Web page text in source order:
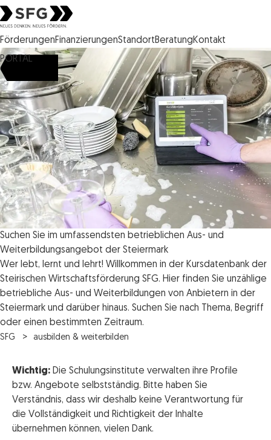
Steirische Wirtschaftsförderungsgesellschaft mbH SFG Logo
FörderungenFinanzierungenStandortBeratungKontakt
PORTAL
Suchen Sie im umfassendsten betrieblichen Aus- und
Weiterbildungsangebot der Steiermark
Wer lebt, lernt und lehrt! Willkommen in der Kursdatenbank der
Steirischen Wirtschaftsförderung SFG. Hier finden Sie unzählige
betriebliche Aus- und Weiterbildungen von Anbietern in der
Steiermark und darüber hinaus. Suchen Sie nach Thema, Begriff
oder einen bestimmten Zeitraum.
SFG ausbilden & weiterbilden
Wichtig: Die Schulungsinstitute verwalten ihre Profile
bzw. Angebote selbstständig. Bitte haben Sie
Verständnis, dass wir deshalb keine Verantwortung für
die Vollständigkeit und Richtigkeit der Inhalte
übernehmen können, vielen Dank.